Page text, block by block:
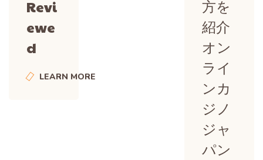
方を
紹介
オン
ライ
ンカ
ジノ
ジャ
パン
Revi
ewe
d
LEARN MORE